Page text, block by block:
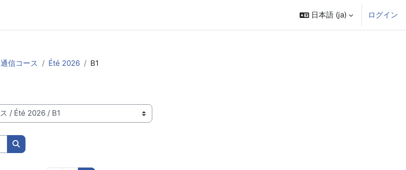
日本語 ‎(ja)‎ ログイン
通信コース Été 2026 B1
コースを検索する